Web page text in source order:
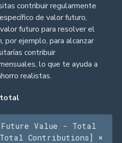
contribuir regularmente
de valor futuro,
futuro para resolver el
por ejemplo, para alcanzar
contribuir
lo que te ayuda a
realistas.
total
Value - Total
Contributions] ×